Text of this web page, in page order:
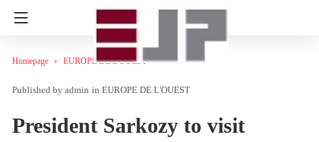
Homepage EUROPE DE L'OUEST
admin in EUROPE DE L'OUEST
President Sarkozy to visit